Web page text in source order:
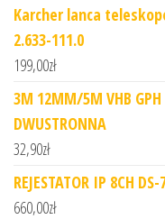
Karcher lanca
2.633-111.0
199,00zł
3M 12MM/5M VHB GPH
DWUSTRONNA
32,90zł
REJESTATOR IP 8CH
660,00zł